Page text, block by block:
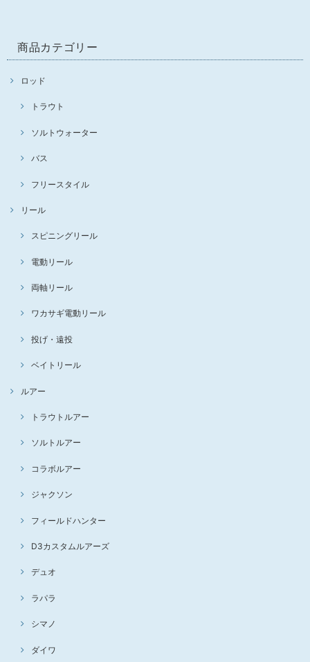
商品カテゴリー
ロッド
トラウト
ソルトウォーター
バス
フリースタイル
リール
スピニングリール
電動リール
両軸リール
ワカサギ電動リール
投げ・遠投
ベイトリール
ルアー
トラウトルアー
ソルトルアー
コラボルアー
ジャクソン
フィールドハンター
D3カスタムルアーズ
デュオ
ラパラ
シマノ
ダイワ